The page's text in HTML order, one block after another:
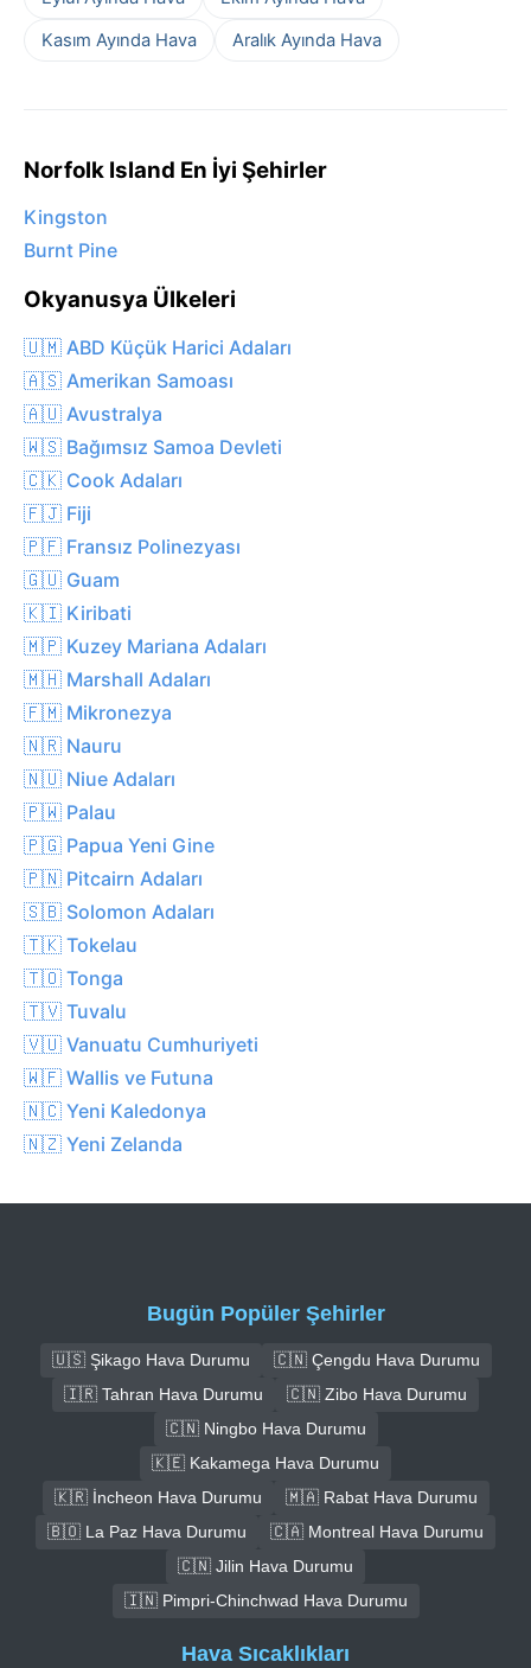
Kasım Ayında Hava
Aralık Ayında Hava
Norfolk Island En İyi Şehirler
Kingston
Burnt Pine
Okyanusya Ülkeleri
🇺🇲 ABD Küçük Harici Adaları
🇦🇸 Amerikan Samoası
🇦🇺 Avustralya
🇼🇸 Bağımsız Samoa Devleti
🇨🇰 Cook Adaları
🇫🇯 Fiji
🇵🇫 Fransız Polinezyası
🇬🇺 Guam
🇰🇮 Kiribati
🇲🇵 Kuzey Mariana Adaları
🇲🇭 Marshall Adaları
🇫🇲 Mikronezya
🇳🇷 Nauru
🇳🇺 Niue Adaları
🇵🇼 Palau
🇵🇬 Papua Yeni Gine
🇵🇳 Pitcairn Adaları
🇸🇧 Solomon Adaları
🇹🇰 Tokelau
🇹🇴 Tonga
🇹🇻 Tuvalu
🇻🇺 Vanuatu Cumhuriyeti
🇼🇫 Wallis ve Futuna
🇳🇨 Yeni Kaledonya
🇳🇿 Yeni Zelanda
Bugün Popüler Şehirler
🇺🇸 Şikago Hava Durumu
🇨🇳 Çengdu Hava Durumu
🇮🇷 Tahran Hava Durumu
🇨🇳 Zibo Hava Durumu
🇨🇳 Ningbo Hava Durumu
🇰🇪 Kakamega Hava Durumu
🇰🇷 İncheon Hava Durumu
🇲🇦 Rabat Hava Durumu
🇧🇴 La Paz Hava Durumu
🇨🇦 Montreal Hava Durumu
🇨🇳 Jilin Hava Durumu
🇮🇳 Pimpri-Chinchwad Hava Durumu
Hava Sıcaklıkları